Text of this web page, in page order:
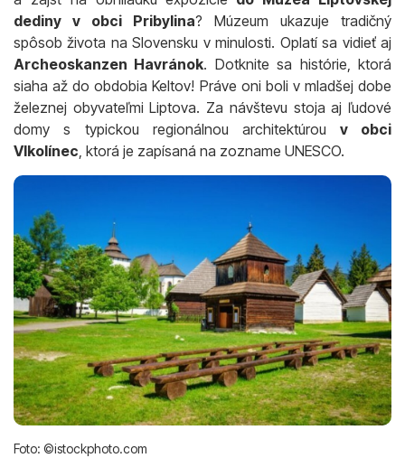
dediny v obci Pribylina? Múzeum ukazuje tradičný
spôsob života na Slovensku v minulosti. Oplatí sa vidieť aj
Archeoskanzen Havránok. Dotknite sa histórie, ktorá
siaha až do obdobia Keltov! Práve oni boli v mladšej dobe
železnej obyvateľmi Liptova. Za návštevu stoja aj ľudové
domy s typickou regionálnou architektúrou v obci
Vlkolínec, ktorá je zapísaná na zozname UNESCO.
Foto: ©istockphoto.com